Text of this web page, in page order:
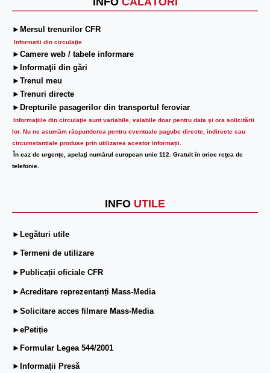
►Mersul trenurilor CFR
Informatii din circulaţie
►Camere web / tabele informare
►Informaţii din gări
►Trenul meu
►Trenuri directe
►Drepturile pasagerilor din transportul feroviar
Informaţiile din circulaţie sunt variabile, valabile doar pentru data şi ora solicitării
lor. Nu ne asumăm răspunderea pentru eventuale pagube directe, indirecte sau
circumstanțiale produse prin utilizarea acestor informații.
În caz de urgenţe, apelaţi numărul european unic 112. Gratuit în orice reţea de
telefonie.
INFO UTILE
►Legături utile
►Termeni de utilizare
►Publicații oficiale CFR
►Acreditare reprezentanți Mass-Media
►Solicitare acces filmare Mass-Media
►ePetiție
►Formular Legea 544/2001
►Informații Presă